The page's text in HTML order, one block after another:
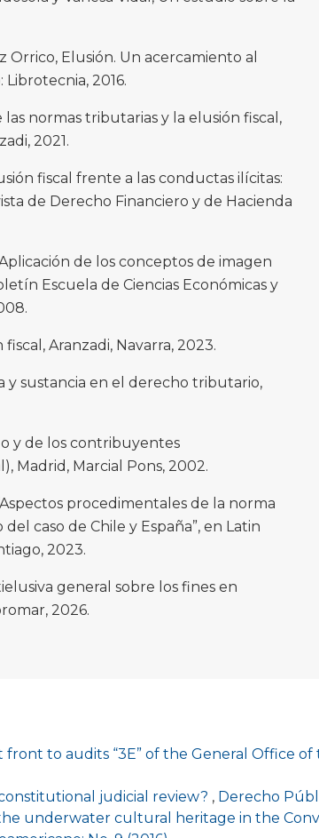
Orrico, Elusión. Un acercamiento al
2016.
las normas tributarias y la elusión fiscal,
2021.
fiscal frente a las conductas ilícitas:
de Derecho Financiero y de Hacienda
de los conceptos de imagen
Escuela de Ciencias Económicas y
Aranzadi, Navarra, 2023.
y sustancia en el derecho tributario,
y de los contribuyentes
Madrid, Marcial Pons, 2002.
procedimentales de la norma
caso de Chile y España”, en Latin
2023.
general sobre los fines en
2026.
to audits “3E” of the General Office
judicial review? , Derecho
underwater cultural heritage in the